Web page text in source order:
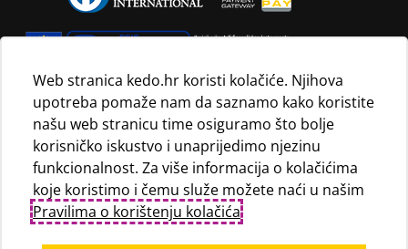
Web stranica kedo.hr koristi kolačiće. Njihova
upotreba pomaže nam da saznamo kako koristite
našu web stranicu time osiguramo što bolje
korisničko iskustvo i unaprijedimo njezinu
funkcionalnost. Za više informacija o kolačićima
koje koristimo i čemu služe možete naći u našim
Pravilima o korištenju kolačića.
Navedene maloprodajne cijene vrijede isključivo za kupnju
proizvoda putem Internet trgovine i mogu se razlikovati od
maloprodajnih cijena u maloprodajnim trgovinama.